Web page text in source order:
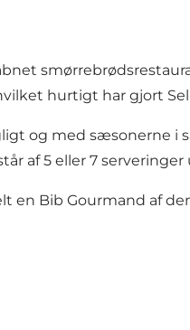
hurtigt har gjort
og med sæsonerne i
af 5 eller 7
Bib Gourmand af